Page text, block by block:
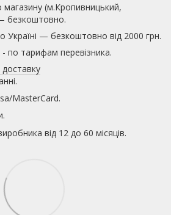
(м.Кропивницький,
безкоштовно.
— безкоштовно від 2000 грн.
по тарифам перевізника.
доставку
MasterCard.
від 12 до 60 місяців.